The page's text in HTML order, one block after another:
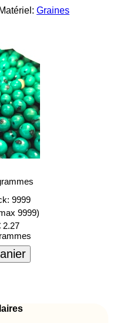
Graines
9999
9999)
2.27